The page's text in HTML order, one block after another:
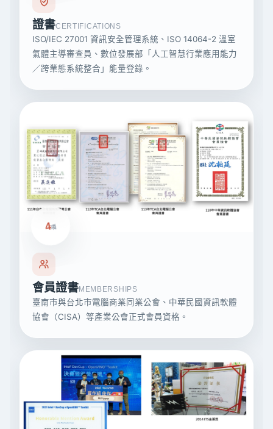
證書CERTIFICATIONS
ISO/IEC 27001 資訊安全管理系統、ISO 14064-2 溫室
氣體主導審查員、數位發展部「人工智慧行業應用能力
／跨業態系統整合」能量登錄。
4項
會員證書MEMBERSHIPS
臺南市與台北市電腦商業同業公會、中華民國資訊軟體
協會（CISA）等產業公會正式會員資格。